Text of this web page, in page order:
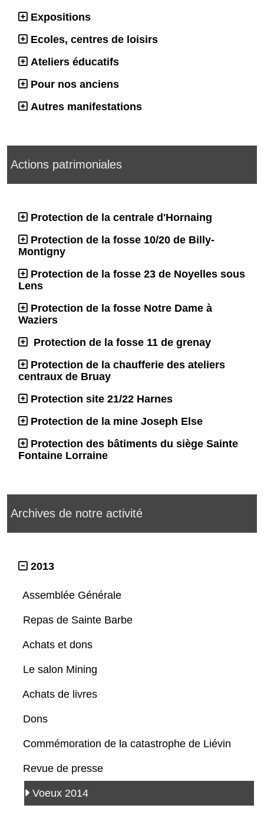
Expositions
Ecoles, centres de loisirs
Ateliers éducatifs
Pour nos anciens
Autres manifestations
Actions patrimoniales
Protection de la centrale d'Hornaing
Protection de la fosse 10/20 de Billy-
Montigny
Protection de la fosse 23 de Noyelles sous
Lens
Protection de la fosse Notre Dame à
Waziers
Protection de la fosse 11 de grenay
Protection de la chaufferie des ateliers
centraux de Bruay
Protection site 21/22 Harnes
Protection de la mine Joseph Else
Protection des bâtiments du siège Sainte
Fontaine Lorraine
Archives de notre activité
2013
Assemblée Générale
Repas de Sainte Barbe
Achats et dons
Le salon Mining
Achats de livres
Dons
Commémoration de la catastrophe de Liévin
Revue de presse
Voeux 2014